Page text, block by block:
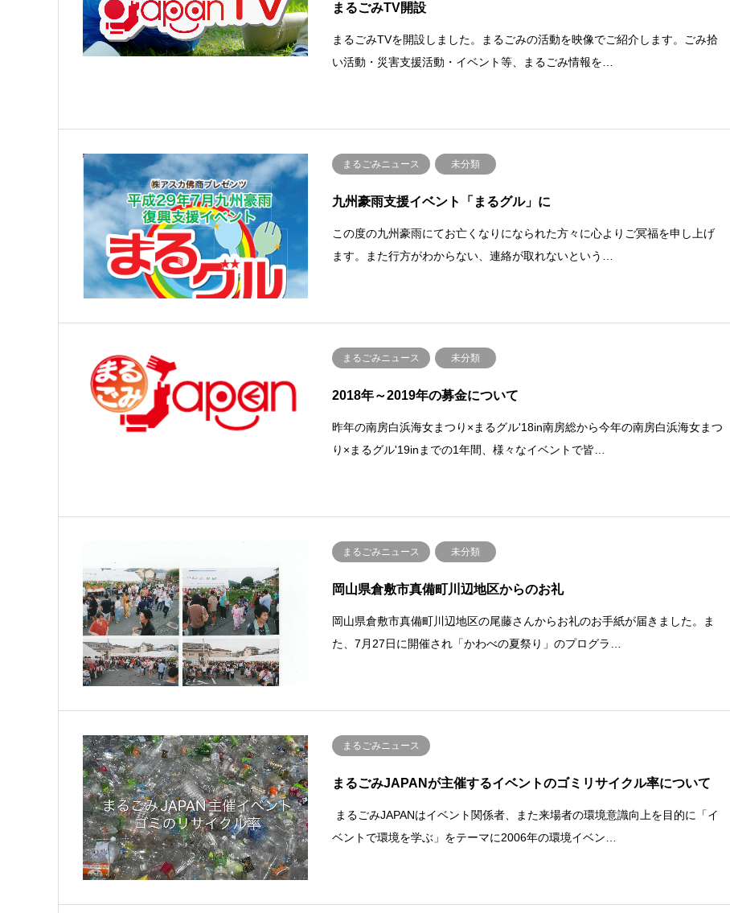
まるごみTV開設
まるごみTVを開設しました。まるごみの活動を映像でご紹介します。ごみ拾
い活動・災害支援活動・イベント等、まるごみ情報を…
まるごみニュース 未分類
九州豪雨支援イベント「まるグル」に
この度の九州豪雨にてお亡くなりになられた方々に心よりご冥福を申し上げ
ます。また行方がわからない、連絡が取れないという…
まるごみニュース 未分類
2018年～2019年の募金について
昨年の南房白浜海女まつり×まるグル'18in南房総から今年の南房白浜海女まつ
り×まるグル'19inまでの1年間、様々なイベントで皆…
まるごみニュース 未分類
岡山県倉敷市真備町川辺地区からのお礼
岡山県倉敷市真備町川辺地区の尾藤さんからお礼のお手紙が届きました。ま
た、7月27日に開催され「かわべの夏祭り」のプログラ…
まるごみニュース
まるごみJAPANが主催するイベントのゴミリサイクル率について
まるごみJAPANはイベント関係者、また来場者の環境意識向上を目的に「イ
ベントで環境を学ぶ」をテーマに2006年の環境イベン…